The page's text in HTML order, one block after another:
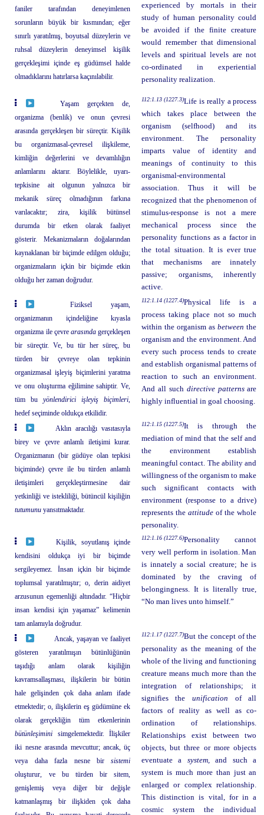
faniler tarafından deneyimlenen
sorunların büyük bir kısmından; eğer
sınırlı yaratılmış, boyutsal düzeylerin ve
ruhsal düzeylerin deneyimsel kişilik
gerçekleşimi içinde eş güdümsel halde
olmadıklarını hatırlarsa kaçınılabilir.
experienced by mortals in their
study of human personality could
be avoided if the finite creature
would remember that dimensional
levels and spiritual levels are not
co-ordinated in experiential
personality realization.
Yaşam gerçekten de,
organizma (benlik) ve onun çevresi
arasında gerçekleşen bir süreçtir. Kişilik
bu organizmasal-çevresel ilişkileme,
kimliğin değerlerini ve devamlılığın
anlamlarını aktarır. Böylelikle, uyarı-
tepkisine ait olgunun yalnızca bir
mekanik süreç olmadığının farkına
varılacaktır; zira, kişilik bütünsel
durumda bir etken olarak faaliyet
gösterir. Mekanizmaların doğalarından
kaynaklanan bir biçimde edilgen olduğu;
organizmaların içkin bir biçimde etkin
olduğu her zaman doğrudur.
112:1.13 (1227.3)Life is really a process
which takes place between the
organism (selfhood) and its
environment. The personality
imparts value of identity and
meanings of continuity to this
organismal-environmental
association. Thus it will be
recognized that the phenomenon of
stimulus-response is not a mere
mechanical process since the
personality functions as a factor in
the total situation. It is ever true
that mechanisms are innately
passive; organisms, inherently
active.
Fiziksel yaşam,
organizmanın içindeliğine kıyasla
organizma ile çevrearasında gerçekleşen
bir süreçtir. Ve, bu tür her süreç, bu
türden bir çevreye olan tepkinin
organizmasal işleyiş biçimlerini yaratma
ve onu oluşturma eğilimine sahiptir. Ve,
tüm buyönlendirici işleyiş biçimleri
hedef seçiminde oldukça etkilidir.
112:1.14 (1227.4)Physical life is a
process taking place not so much
within the organism asbetween the
organism and the environment. And
every such process tends to create
and establish organismal patterns of
reaction to such an environment.
And all such directive patternsare
highly influential in goal choosing.
Aklın aracılığı vasıtasıyla
birey ve çevre anlamlı iletişimi kurar.
Organizmanın (bir güdüye olan tepkisi
biçiminde) çevre ile bu türden anlamlı
iletişimleri gerçekleştirmesine dair
yetkinliği ve istekliliği, bütüncül kişiliğin
tutumunu yansıtmaktadır.
112:1.15 (1227.5)It is through the
mediation of mind that the self and
the environment establish
meaningful contact. The ability and
willingness of the organism to make
such significant contacts with
environment (response to a drive)
represents theattitude of the whole
personality.
Kişilik, soyutlanış içinde
kendisini oldukça iyi bir biçimde
sergileyemez. İnsan içkin bir biçimde
toplumsal yaratılmıştır; o, derin aidiyet
arzusunun egemenliği altındadır. “Hiçbir
insan kendisi için yaşamaz” kelimenin
tam anlamıyla doğrudur.
112:1.16 (1227.6)Personality cannot
very well perform in isolation. Man
is innately a social creature; he is
dominated by the craving of
belongingness. It is literally true,
“No man lives unto himself.”
Ancak, yaşayan ve faaliyet
gösteren yaratılmışın bütünlüğünün
taşıdığı anlam olarak kişiliğin
kavramsallaşması, ilişkilerin bir bütün
hale gelişinden çok daha anlam ifade
etmektedir; o, ilişkilerin eş güdümüne ek
olarak gerçekliğin tüm etkenlerinin
bütünleşimini simgelemektedir. İlişkiler
iki nesne arasında mevcuttur; ancak, üç
veya daha fazla nesne birsistemi
oluşturur, ve bu türden bir sitem,
genişlemiş veya diğer bir değişle
katmanlaşmış bir ilişkiden çok daha
112:1.17 (1227.7)But the concept of the
personality as the meaning of the
whole of the living and functioning
creature means much more than the
integration of relationships; it
signifies theunification of all
factors of reality as well as co-
ordination of relationships.
Relationships exist between two
objects, but three or more objects
eventuate a system,and such a
system is much more than just an
enlarged or complex relationship.
This distinction is vital, for in a
cosmic system the individual